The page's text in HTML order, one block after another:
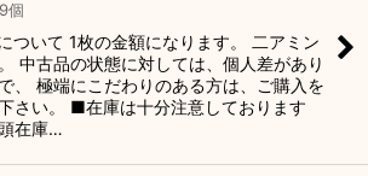
個
ついて 1枚の金額になります。 二アミン
中古品の状態に対しては、個人差があり
、 極端にこだわりのある方は、ご購入を
さい。 ■在庫は十分注意しております
在庫…